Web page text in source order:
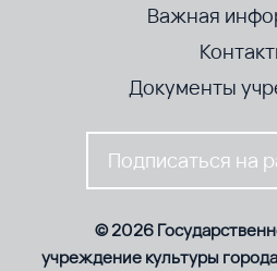
Важная
Документы
Подписаться на
© 2026
учреждение культуры